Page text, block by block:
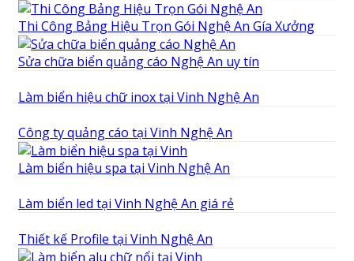
Thi Công Bảng Hiệu Trọn Gói Nghệ An Gía Xưởng
Sửa chữa biển quảng cáo Nghệ An uy tín
Làm biển hiệu chữ inox tại Vinh Nghệ An
Công ty quảng cáo tại Vinh Nghệ An
Làm biển hiệu spa tại Vinh Nghệ An
Làm biển led tại Vinh Nghệ An giá rẻ
Thiết kế Profile tại Vinh Nghệ An